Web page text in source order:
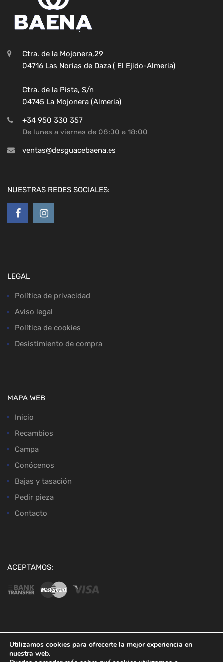
Ctra. de la Mojonera,29
04716 Las Norias de Daza ( El Ejido-Almeria)
Ctra. de la Pista, S/n
04745 La Mojonera (Almeria)
+34 950 330 357
De lunes a viernes de 08:00 a 18:00
ventas@desguacebaena.es
NUESTRAS REDES SOCIALES:
LEGAL
Política de privacidad
Aviso legal
Política de cookies
Desistimiento de compra
MAPA WEB
Inicio
Recambios
Campa
Conócenos
Bajas y tasación
Pedir pieza
Contacto
ACEPTAMOS:
Utilizamos cookies para ofrecerte la mejor experiencia en
nuestra web.